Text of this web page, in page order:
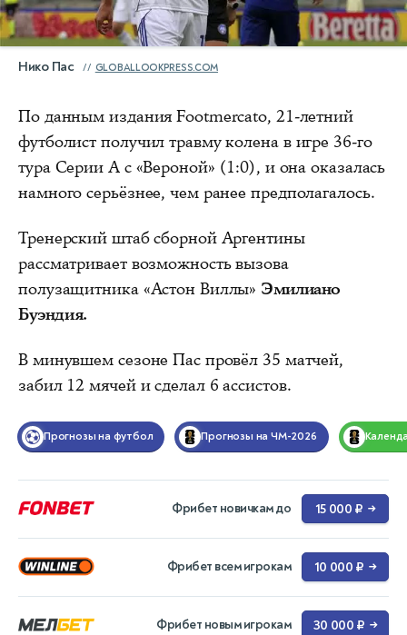
Нико Пас GLOBALLOOKPRESS.COM
По данным издания Footmercato, 21‑летний
футболист получил травму колена в игре 36‑го
тура Серии А с «Вероной» (1:0), и она оказалась
намного серьёзнее, чем ранее предполагалось.
Тренерский штаб сборной Аргентины
рассматривает возможность вызова
полузащитника «Астон Виллы» Эмилиано
Буэндия.
В минувшем сезоне Пас провёл 35 матчей,
забил 12 мячей и сделал 6 ассистов.
Прогнозы на футбол Прогнозы на ЧМ-2026
Фрибет новичкам до 15 000 ₽ →
Фрибет всем игрокам 10 000 ₽ →
Фрибет новым игрокам 30 000 ₽ →